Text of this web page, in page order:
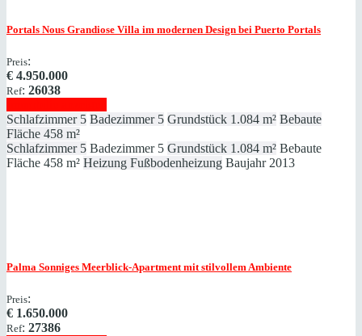
Portals Nous Grandiose Villa im modernen Design bei Puerto Portals
Preis:
€ 4.950.000
Ref: 26038
Schlafzimmer 5 Badezimmer 5 Grundstück 1.084 m² Bebaute
Fläche 458 m²
Schlafzimmer 5 Badezimmer 5 Grundstück 1.084 m² Bebaute
Fläche 458 m² Heizung Fußbodenheizung Baujahr 2013
Palma Sonniges Meerblick-Apartment mit stilvollem Ambiente
Preis:
€ 1.650.000
Ref: 27386